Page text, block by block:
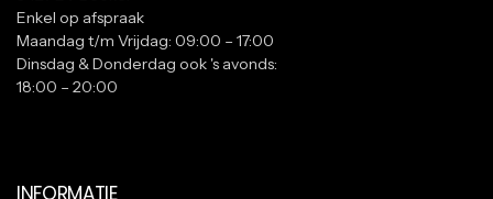
Enkel op afspraak
Maandag t/m Vrijdag: 09:00 – 17:00
Dinsdag & Donderdag ook 's avonds:
18:00 – 20:00
INFORMATIE